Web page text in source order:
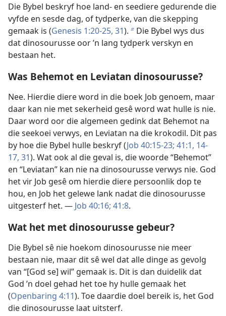
Die Bybel beskryf hoe land- en seediere gedurende die
vyfde en sesde dag, of tydperke, van die skepping
gemaak is (Genesis 1:20-25, 31). b Die Bybel wys dus
dat dinosourusse oor ’n lang tydperk verskyn en
bestaan het.
Was Behemot en Leviatan dinosourusse?
Nee. Hierdie diere word in die boek Job genoem, maar
daar kan nie met sekerheid gesê word wat hulle is nie.
Daar word oor die algemeen gedink dat Behemot na
die seekoei verwys, en Leviatan na die krokodil. Dit pas
by hoe die Bybel hulle beskryf (Job 40:15-23; 41:1, 14-
17, 31). Wat ook al die geval is, die woorde “Behemot”
en “Leviatan” kan nie na dinosourusse verwys nie. God
het vir Job gesê om hierdie diere persoonlik dop te
hou, en Job het gelewe lank nadat die dinosourusse
uitgesterf het. — Job 40:16; 41:8.
Wat het met dinosourusse gebeur?
Die Bybel sê nie hoekom dinosourusse nie meer
bestaan nie, maar dit sê wel dat alle dinge as gevolg
van “[God se] wil” gemaak is. Dit is dan duidelik dat
God ’n doel gehad het toe hy hulle gemaak het
(Openbaring 4:11). Toe daardie doel bereik is, het God
die dinosourusse laat uitsterf.